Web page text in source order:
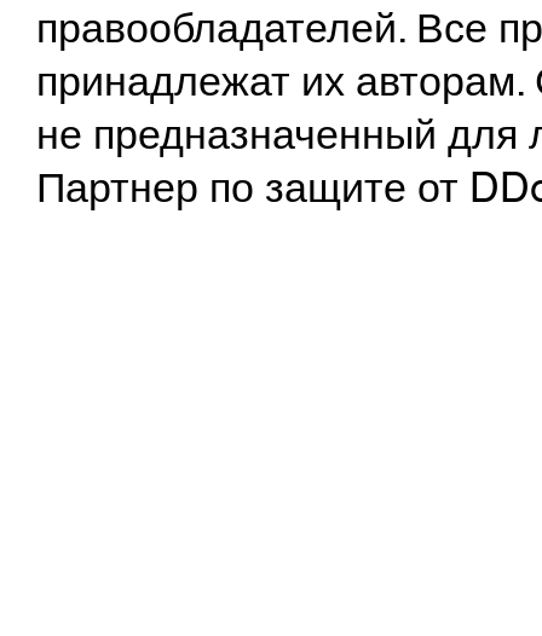
правообладателей. Все
принадлежат их
не предназначенный
Партнер по защите от